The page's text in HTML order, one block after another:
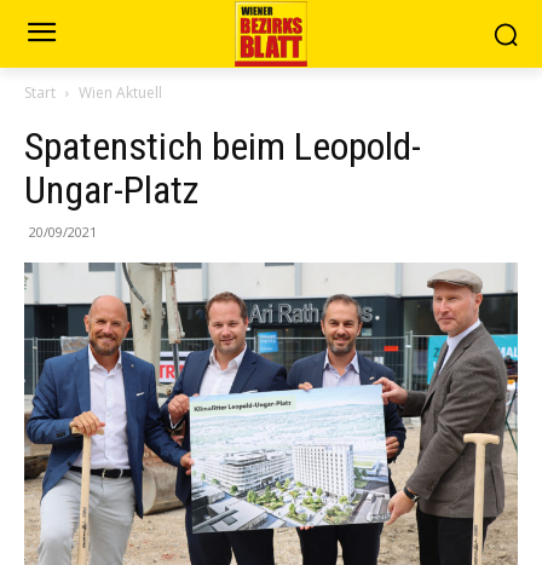
Start Wien Aktuell
Spatenstich beim Leopold-
Ungar-Platz
20/09/2021